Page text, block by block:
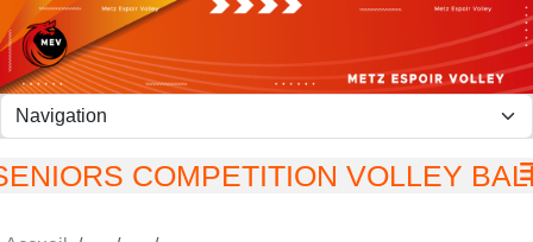
COMPETITION VOLLEY
Panneau de gestion des cookies